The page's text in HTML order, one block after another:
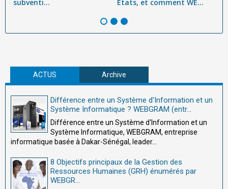
subventi...
États, et comment WE...
ACTUS Archive
Différence entre un Système d'Information et un
Système Informatique ? WEBGRAM (entr...
Différence entre un Système d'Information et un
Système Informatique, WEBGRAM, entreprise
informatique basée à Dakar-Sénégal, leader...
8 Objectifs principaux de la Gestion des
Ressources Humaines (GRH) énumérés par
WEBGR...